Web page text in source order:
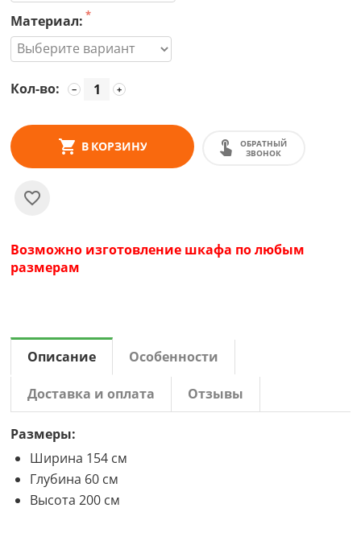
Материал:
Кол-во: +
−
В КОРЗИНУ
ОБРАТНЫЙ
ЗВОНОК
Возможно изготовление шкафа по любым
размерам
Описание Особенности
Доставка и оплата Отзывы
Размеры:
Ширина 154 см
Глубина 60 см
Высота 200 см